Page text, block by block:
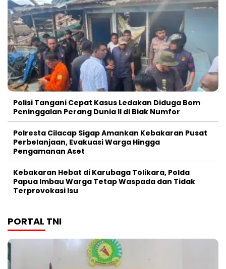
Polisi Tangani Cepat Kasus Ledakan Diduga Bom
Peninggalan Perang Dunia II di Biak Numfor
Polresta Cilacap Sigap Amankan Kebakaran Pusat
Perbelanjaan, Evakuasi Warga Hingga
Pengamanan Aset
Kebakaran Hebat di Karubaga Tolikara, Polda
Papua Imbau Warga Tetap Waspada dan Tidak
Terprovokasi Isu
PORTAL TNI